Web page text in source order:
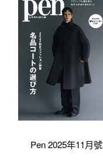
Pen 2025年11月號